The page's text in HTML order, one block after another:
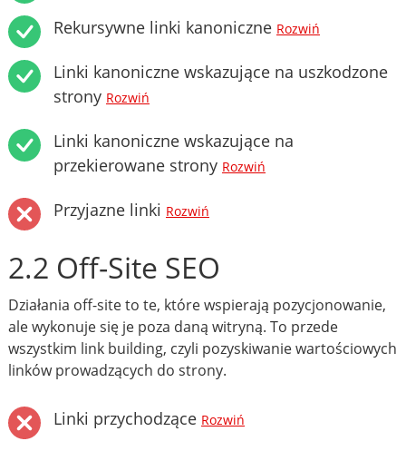
Rekursywne linki kanoniczne Rozwiń
Linki kanoniczne wskazujące na uszkodzone
strony Rozwiń
Linki kanoniczne wskazujące na
przekierowane strony Rozwiń
Przyjazne linki Rozwiń
2.2 Off-Site SEO
Działania off-site to te, które wspierają pozycjonowanie,
ale wykonuje się je poza daną witryną. To przede
wszystkim link building, czyli pozyskiwanie wartościowych
linków prowadzących do strony.
Linki przychodzące Rozwiń